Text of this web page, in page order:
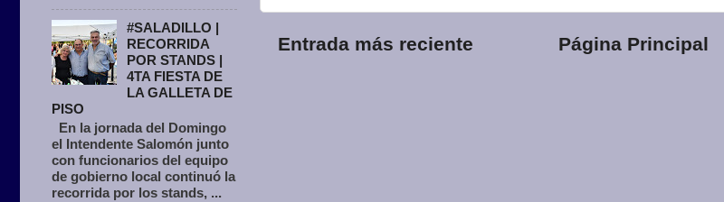
Entrada más reciente Página Principal
#SALADILLO |
RECORRIDA
POR STANDS |
4TA FIESTA DE
LA GALLETA DE
PISO
En la jornada del Domingo
el Intendente Salomón junto
con funcionarios del equipo
de gobierno local continuó la
recorrida por los stands, ...